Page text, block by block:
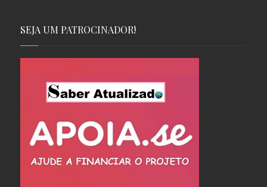
SEJA UM PATROCINADOR!